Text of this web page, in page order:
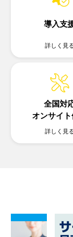
導入支
詳しく見
全国対
オンサイト
詳しく見